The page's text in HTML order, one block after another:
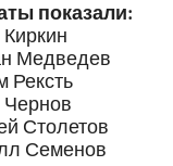
показали:
Киркин
Медведев
Рексть
Чернов
Столетов
Семенов